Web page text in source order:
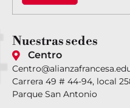
Nuestrassedes
Centro
Carrera 49 # 44-94, local
Parque San Antonio